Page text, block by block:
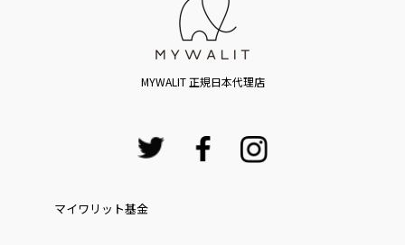
MYWALIT 正規日本代理店
マイワリット基金